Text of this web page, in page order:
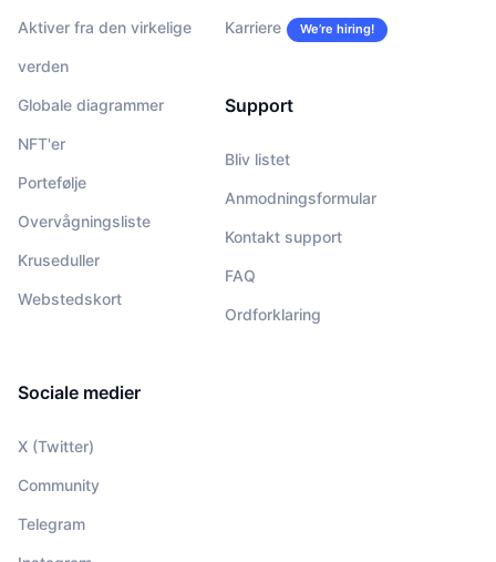
Aktiver fra den virkelige
verden
Globale diagrammer
NFT'er
Portefølje
Overvågningsliste
Kruseduller
Webstedskort
Karriere We’re hiring!
Support
Bliv listet
Anmodningsformular
Kontakt support
FAQ
Ordforklaring
Sociale medier
X (Twitter)
Community
Telegram